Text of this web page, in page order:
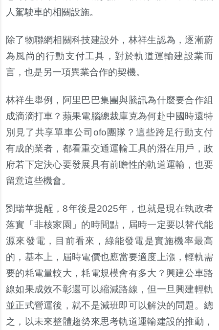
人駕駛車的相關設施。
除了物聯網相關科技建設外，林祥生認為，逐漸蔚
為風尚的行動支付工具，對於軌道運輸建設業而
言，也是另一項異業合作的契機。
林祥生舉例，阿里巴巴集團與騰訊為什麼要合作組
成滴滴打車？蘋果電腦總裁庫克為何赴中國時還特
別見了共享單車公司ofo團隊？這些跨足行動支付
有成的業者，都看重交通運輸工具的潛在用戶，政
府若下定決心要發展具有前瞻性的軌道運輸，也要
留意這些機會。
劉瑞華提醒，8年後是2025年，也就是現在執政者
落實「非核家園」的時間點，屆時一定要以替代能
源來發電，目前看來，綠能發電是實施機率最高
的，基本上，屆時電價也應當要適度上漲，輕軌需
要的耗電量較大，耗電規模會有多大？興建公車路
線如果成效不彰還可以縮減路線，但一旦興建輕軌
並正式營運後，就不是減班即可以解決的問題。總
之，以未來整體趨勢來思考軌道運輸建設的推動，